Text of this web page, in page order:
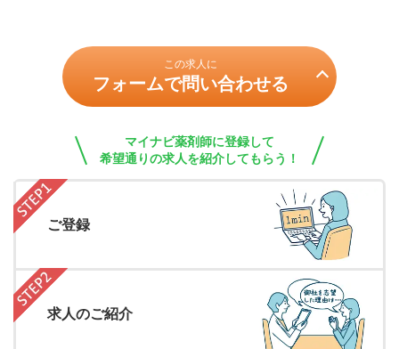
この求人に
フォームで問い合わせる
マイナビ薬剤師に登録して
希望通りの求人を紹介してもらう！
ご登録
求人のご紹介